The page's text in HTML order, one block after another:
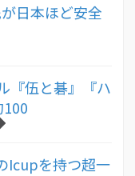
日本ほど安全
『伍と碁』『ハ
100
Icupを持つ超一